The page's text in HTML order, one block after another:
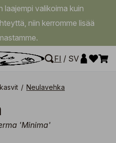
laajempi valikoima kuin
niin kerromme lisää
FI / SV
/ Neulavehka
'Minima'